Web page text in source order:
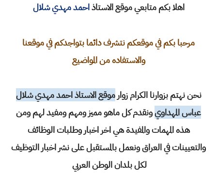
اهلا بكم متابعي موقع الاستاذاحمد مهدي شلال
مرحبا بكم في موقعكم نتشرف دائما بتواجدكم في موقعنا
والاستفاده من المواضيع
نحن نهتم بزوارنا الكرام زوارموقع الاستاذ احمد مهدي شلال
عباس المهداويونقدم كل ماهو مميز ومهم ومفيد لهم ومن
هذه المهمات والمفيدة هي اخر اخبار وطلبات الوظائف
والتعيينات في العراق ونعمل بالمستقبل على نشر اخبار التوظيف
لكل بلدان الوطن العربي